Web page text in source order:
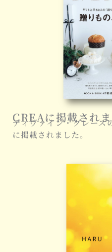
CREAに掲載されま
ディヴァイン・グレース
に掲載されました。